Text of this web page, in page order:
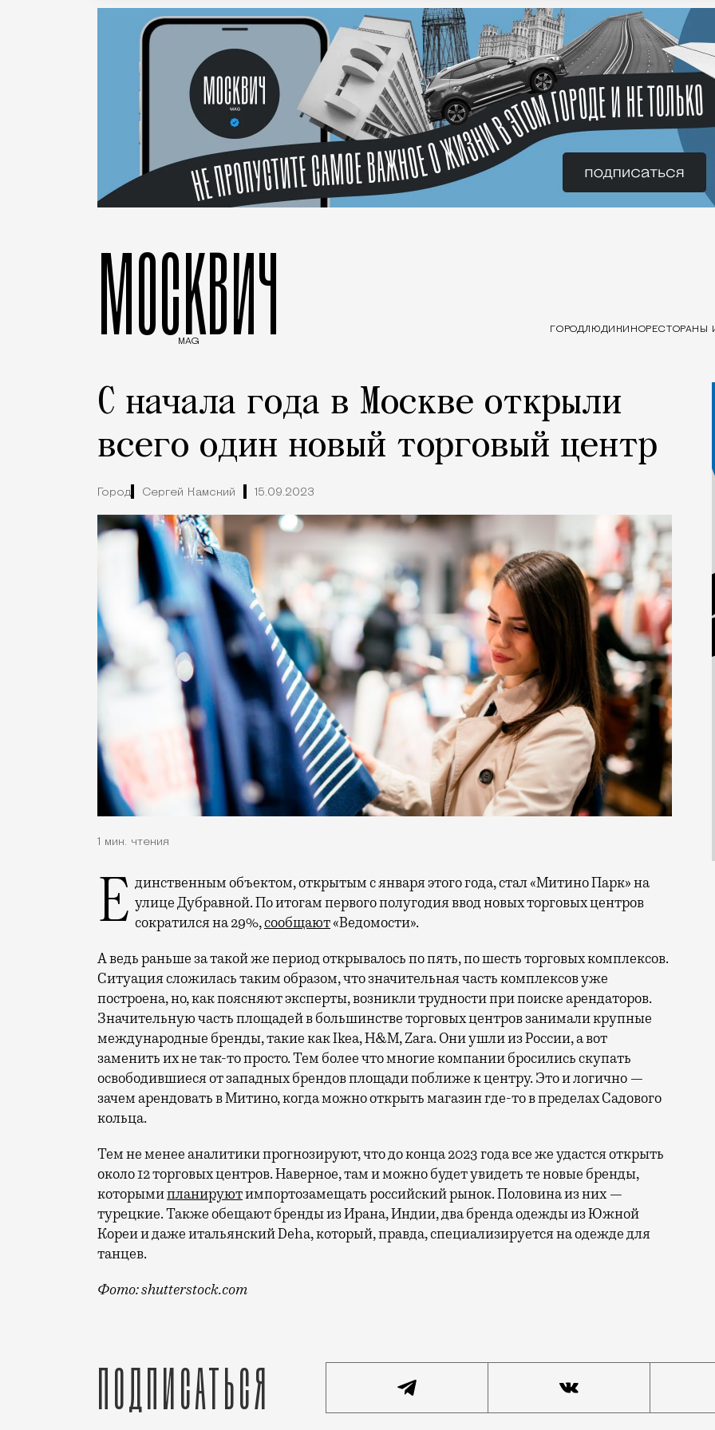
МОСКВИЧ
MAG
ГОРОДЛЮДИ КИНОРЕСТОРАНЫ
С начала года в Москве открыли
всего один новый торговый центр
Город Сергей Камский 15.09.2023
1 мин. чтения
Единственным объектом, открытым с января этого года, стал «Митино Парк» на улице Дубравной. По итогам первого полугодия ввод новых торговых центров
сократился на 29%,сообщают«Ведомости».
А ведь раньше за такой же период открывалось по пять, по шесть торговых комплексов.
Ситуация сложилась таким образом, что значительная часть комплексов уже
построена, но, как поясняют эксперты, возникли трудности при поиске арендаторов.
Значительную часть площадей в большинстве торговых центров занимали крупные
международные бренды, такие как Ikea, H&M, Zara. Они ушли из России, а вот
заменить их не так-то просто. Тем более что многие компании бросились скупать
освободившиеся от западных брендов площади поближе к центру. Это и логично —
зачем арендовать в Митино, когда можно открыть магазин где-то в пределах Садового
кольца.
Тем не менее аналитики прогнозируют, что до конца 2023 года все же удастся открыть
около 12 торговых центров. Наверное, там и можно будет увидеть те новые бренды,
которымипланируютимпортозамещать российский рынок. Половина из них —
турецкие. Также обещают бренды из Ирана, Индии, два бренда одежды из Южной
Кореи и даже итальянский Deha, который, правда, специализируется на одежде для
танцев.
Фото: shutterstock.com
Подписаться